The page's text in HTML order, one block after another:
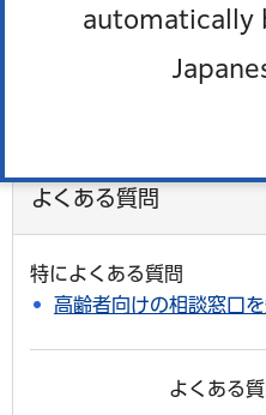
automatically
よくある質問
特によくある質問
高齢者向けの相談窓口を
よくある